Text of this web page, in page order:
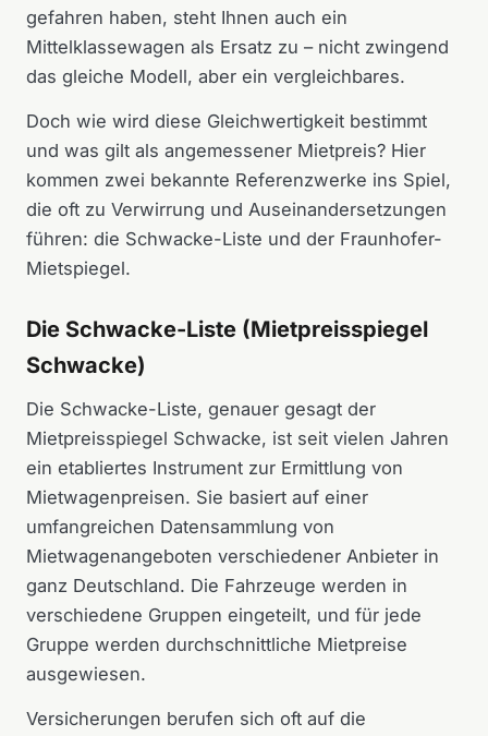
gefahren haben, steht Ihnen auch ein
Mittelklassewagen als Ersatz zu – nicht zwingend
das gleiche Modell, aber ein vergleichbares.
Doch wie wird diese Gleichwertigkeit bestimmt
und was gilt als angemessener Mietpreis? Hier
kommen zwei bekannte Referenzwerke ins Spiel,
die oft zu Verwirrung und Auseinandersetzungen
führen: die Schwacke-Liste und der Fraunhofer-
Mietspiegel.
Die Schwacke-Liste (Mietpreisspiegel
Schwacke)
Die Schwacke-Liste, genauer gesagt der
Mietpreisspiegel Schwacke, ist seit vielen Jahren
ein etabliertes Instrument zur Ermittlung von
Mietwagenpreisen. Sie basiert auf einer
umfangreichen Datensammlung von
Mietwagenangeboten verschiedener Anbieter in
ganz Deutschland. Die Fahrzeuge werden in
verschiedene Gruppen eingeteilt, und für jede
Gruppe werden durchschnittliche Mietpreise
ausgewiesen.
Versicherungen berufen sich oft auf die